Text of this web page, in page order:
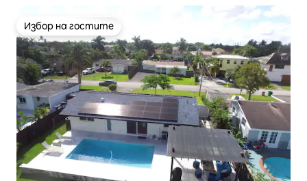
Избор на гостите
Избор на гостите